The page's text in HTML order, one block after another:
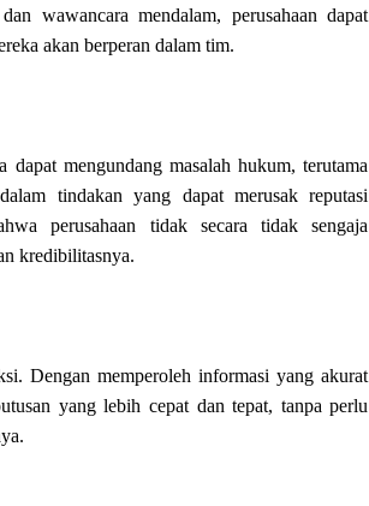
wawancara mendalam, perusahaan dapat
akan berperan dalam tim.
mengundang masalah hukum, terutama
tindakan yang dapat merusak reputasi
perusahaan tidak secara tidak sengaja
kredibilitasnya.
Dengan memperoleh informasi yang akurat
yang lebih cepat dan tepat, tanpa perlu